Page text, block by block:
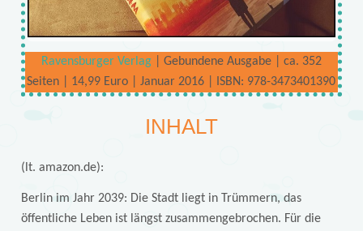
Ravensburger Verlag | Gebundene Ausgabe | ca. 352
Seiten | 14,99 Euro | Januar 2016 | ISBN: 978-3473401390
INHALT
(lt. amazon.de):
Berlin im Jahr 2039: Die Stadt liegt in Trümmern, das
öffentliche Leben ist längst zusammengebrochen. Für die